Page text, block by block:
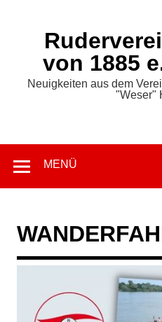
von 1885
Neuigkeiten aus dem
"Weser"
MENÜ